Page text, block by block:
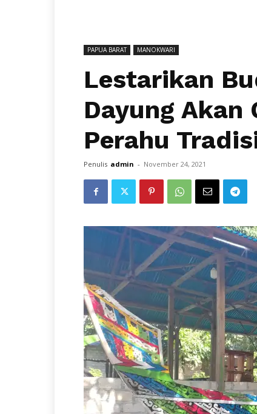
PAPUA BARAT MANOKWARI
Lestarikan
Dayung Akan
Perahu
Penulis admin - November 24, 2021